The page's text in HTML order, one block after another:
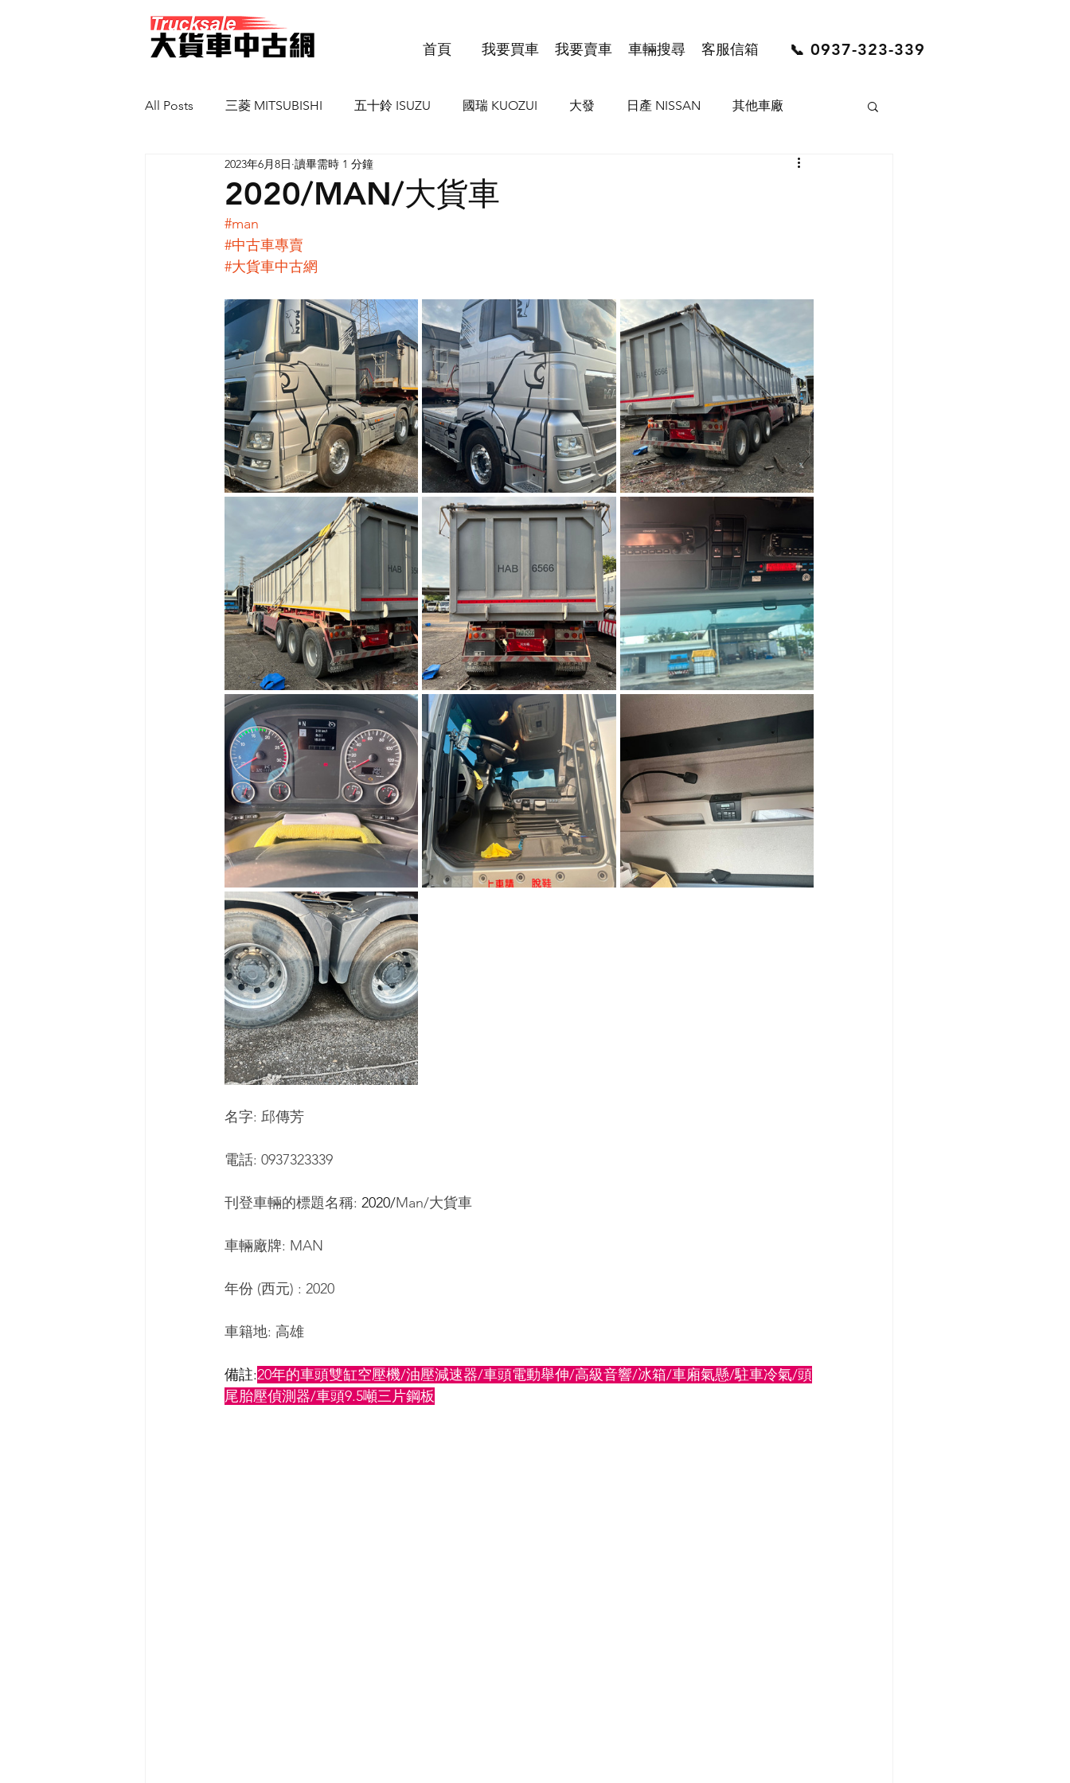
首頁 我要買車 我要賣車 車輛搜尋 客服信箱 📞 0937-323-339
All Posts 三菱 MITSUBISHI 五十鈴 ISUZU 國瑞 KUOZUI 大發 日產 NISSAN 其他車廠
馬自達 MAZDA 新凱 SCANI
2020/MAN/大貨車
2023年6月8日 讀畢需時 1 分鐘
#man
#中古車專賣
#大貨車中古網
名字: 邱傳芳
電話: 0937323339
刊登車輛的標題名稱: 2020/Man/大貨車
車輛廠牌: MAN
年份 (西元) : 2020
車籍地: 高雄
備註:20年的車頭雙缸空壓機/油壓減速器/車頭電動舉伸/高級音響/冰箱/車廂氣懸/駐車冷氣/頭
尾胎壓偵測器/車頭9.5噸三片鋼板